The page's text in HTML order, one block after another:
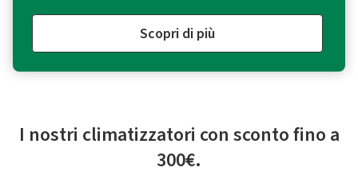
Scopri di più
I nostri climatizzatori con sconto fino a
300€.